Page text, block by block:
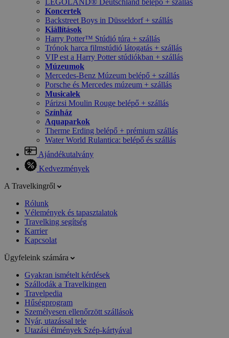
LEGOLAND® Deutschland belépő + szállás
Koncertek
Backstreet Boys in Düsseldorf + szállás
Kiállítások
Harry Potter™ Stúdió túra + szállás
Trónok harca filmstúdió látogatás + szállás
VIP est a Harry Potter stúdiókban + szállás
Múzeumok
Mercedes-Benz Múzeum belépő + szállás
Porsche és Mercedes múzeum + szállás
Musicalek
Párizsi Moulin Rouge belépő + szállás
Színház
Aquaparkok
Therme Erding belépő + prémium szállás
Water World Rulantica: belépő és szállás
Ajándékutalvány
Kedvezmények
A Travelkingről
Rólunk
Vélemények és tapasztalatok
Travelking segítség
Karrier
Kapcsolat
Ügyfeleink számára
Gyakran ismételt kérdések
Szállodák a Travelkingen
Travelpedia
Hűségprogram
Személyesen ellenőrzött szállások
Nyár, utazással tele
Utazási élmények Szép-kártyával